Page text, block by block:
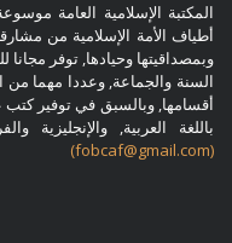
المكتبة الإسلامية العامة
أطياف الأمة الإسلامية من
وبمصداقيتها وحيادها, توفر
السنة والجماعة, وعددا مهما من
أقسامها, وبالسبق في توفير
باللغة العربية, والإنجليزية
(fobcaf@gmail.com)